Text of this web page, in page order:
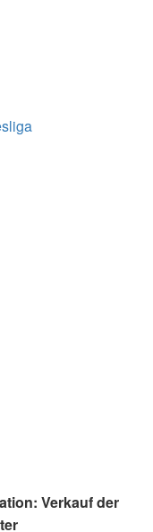
Verkauf der